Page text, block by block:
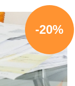
-20%